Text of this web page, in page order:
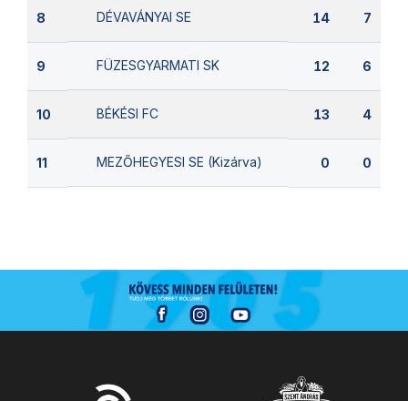
8 DÉVAVÁNYAI SE 14 7
9 FÜZESGYARMATI SK 12 6
10 BÉKÉSI FC 13 4
11 MEZŐHEGYESI SE (Kizárva) 0 0